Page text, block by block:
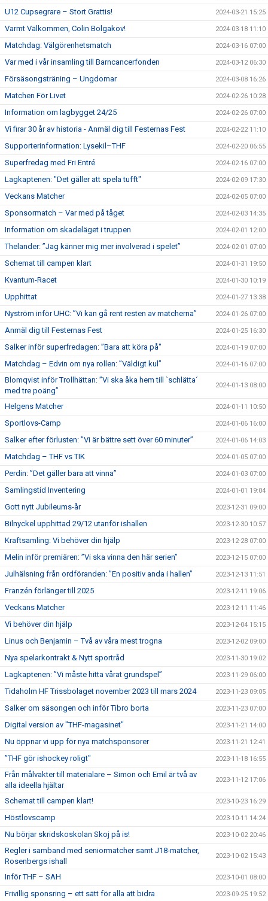
U12 Cupsegrare – Stort Grattis! 2024-03-21 15:25
Varmt Välkommen, Colin Bolgakov! 2024-03-18 11:10
Matchdag: Välgörenhetsmatch 2024-03-16 07:00
Var med i vår insamling till Barncancerfonden 2024-03-12 06:30
Försäsongsträning – Ungdomar 2024-03-08 16:26
Matchen För Livet 2024-02-26 10:28
Information om lagbygget 24/25 2024-02-26 07:00
Vi firar 30 år av historia - Anmäl dig till Festernas Fest 2024-02-22 11:10
Supporterinformation: Lysekil–THF 2024-02-20 06:55
Superfredag med Fri Entré 2024-02-16 07:00
Lagkaptenen: "Det gäller att spela tufft" 2024-02-09 17:30
Veckans Matcher 2024-02-05 07:00
Sponsormatch – Var med på tåget 2024-02-03 14:35
Information om skadeläget i truppen 2024-02-01 12:00
Thelander: ”Jag känner mig mer involverad i spelet” 2024-02-01 07:00
Schemat till campen klart 2024-01-31 19:50
Kvantum-Racet 2024-01-30 10:19
Upphittat 2024-01-27 13:38
Nyström inför UHC: ”Vi kan gå rent resten av matcherna” 2024-01-26 07:00
Anmäl dig till Festernas Fest 2024-01-25 16:30
Salker inför superfredagen: ”Bara att köra på" 2024-01-19 07:00
Matchdag – Edvin om nya rollen: ”Väldigt kul” 2024-01-16 07:00
Blomqvist inför Trollhättan: ”Vi ska åka hem till `schlätta´
med tre poäng”
2024-01-13 08:00
Helgens Matcher 2024-01-11 10:50
Sportlovs-Camp 2024-01-06 16:00
Salker efter förlusten: ”Vi är bättre sett över 60 minuter” 2024-01-06 14:03
Matchdag – THF vs TIK 2024-01-05 07:00
Perdin: ”Det gäller bara att vinna” 2024-01-03 07:00
Samlingstid Inventering 2024-01-01 19:04
Gott nytt Jubileums-år 2023-12-31 09:00
Bilnyckel upphittad 29/12 utanför ishallen 2023-12-30 10:57
Kraftsamling: Vi behöver din hjälp 2023-12-28 07:00
Melin inför premiären: ”Vi ska vinna den här serien” 2023-12-15 07:00
Julhälsning från ordföranden: ”En positiv anda i hallen” 2023-12-13 11:51
Franzén förlänger till 2025 2023-12-11 19:06
Veckans Matcher 2023-12-11 11:46
Vi behöver din hjälp 2023-12-04 15:15
Linus och Benjamin – Två av våra mest trogna 2023-12-02 09:00
Nya spelarkontrakt & Nytt sportråd 2023-11-30 19:02
Lagkaptenen: ”Vi måste hitta vårat grundspel” 2023-11-29 06:00
Tidaholm HF Trissbolaget november 2023 till mars 2024 2023-11-23 09:05
Salker om säsongen och inför Tibro borta 2023-11-23 07:00
Digital version av "THF-magasinet" 2023-11-21 14:00
Nu öppnar vi upp för nya matchsponsorer 2023-11-21 12:41
”THF gör ishockey roligt" 2023-11-18 16:55
Från målvakter till materialare – Simon och Emil är två av
alla ideella hjältar
2023-11-12 17:06
Schemat till campen klart! 2023-10-23 16:29
Höstlovscamp 2023-10-11 14:24
Nu börjar skridskoskolan Skoj på is! 2023-10-02 20:46
Regler i samband med seniormatcher samt J18-matcher,
Rosenbergs ishall
2023-10-02 15:43
Inför THF – SAH 2023-10-01 08:00
Frivillig sponsring – ett sätt för alla att bidra 2023-09-25 19:52